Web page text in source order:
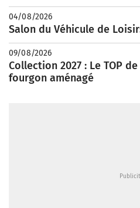
04/08/2026
Salon du Véhicule de
09/08/2026
Collection 2027 : Le TOP
fourgon aménagé